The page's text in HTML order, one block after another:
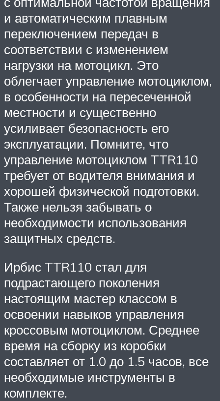
и автоматическим плавным
переключением передач в
соответствии с изменением
нагрузки на мотоцикл. Это
облегчает управление мотоциклом,
в особенности на пересеченной
местности и существенно
усиливает безопасность его
эксплуатации. Помните, что
управление мотоциклом TTR110
требует от водителя внимания и
хорошей физической подготовки.
Также нельзя забывать о
необходимости использования
защитных средств.
Ирбис TTR110 стал для
подрастающего поколения
настоящим мастер классом в
освоении навыков управления
кроссовым мотоциклом. Среднее
время на сборку из коробки
составляет от 1.0 до 1.5 часов, все
необходимые инструменты в
комплекте.